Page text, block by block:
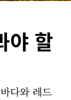
야 할
다와 레드